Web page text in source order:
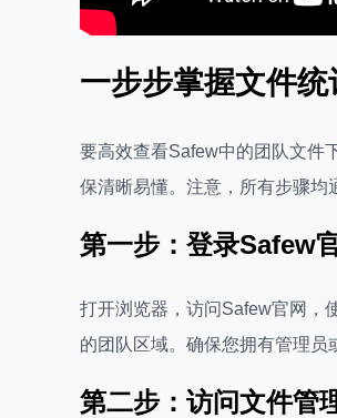
一步步掌握文件
要高效查看Safew中的团队文件
保清晰易懂。注意，所有步骤均
第一步：登录Safew
打开浏览器，访问Safew官网，
的团队区域。确保您拥有管理员
第二步：访问文件管